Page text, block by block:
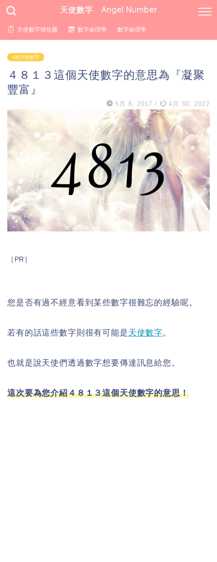
天使數字 Angel Number
天使數字簡化圖 數字命理學 數字命理學
4桁天使數字
４８１３這個天使數字的意思為『凝聚
豐富』
5月 8, 2017 / 4月 30, 2022
［PR］
您是否有過不經意看到某些數字很難忘的經驗呢。
若有的話這些數字則很有可能是天使數字。
也就是說天使們透過數字想要傳達訊息給您。
這次要為您介紹４８１３這個天使數字的意思！